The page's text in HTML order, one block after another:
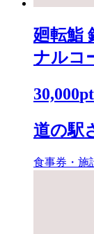
廻転鮨
ナルコ
30,000pt
道の駅
食事券・施